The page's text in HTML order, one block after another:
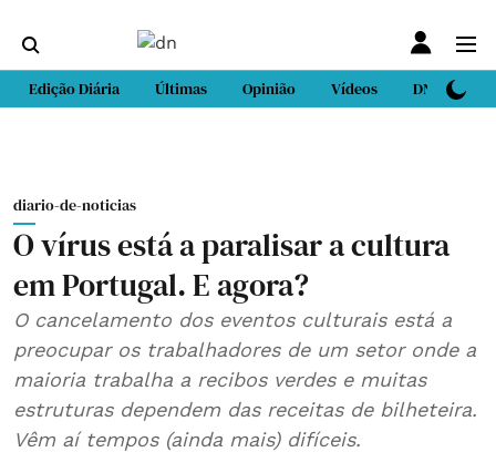
Edição Diária Últimas Opinião Vídeos DN Sport
diario-de-noticias
O vírus está a paralisar a cultura
em Portugal. E agora?
O cancelamento dos eventos culturais está a
preocupar os trabalhadores de um setor onde a
maioria trabalha a recibos verdes e muitas
estruturas dependem das receitas de bilheteira.
Vêm aí tempos (ainda mais) difíceis.